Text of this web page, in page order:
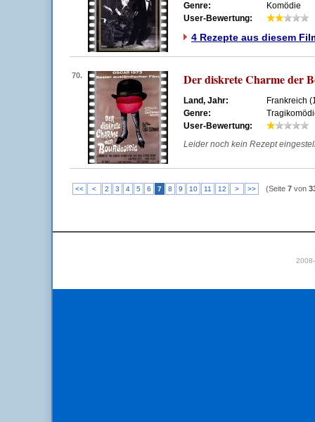
Genre:
Komödie
User-Bewertung:
4 Rezepte aus diesem
70. Der diskrete Charme der
Land, Jahr:
Frankreich
Genre:
User-Bewertung:
Leider noch kein Rezept
<< < 2 3 4 5 6 7 8 9 10 11 12 > >> (Seite 7 von